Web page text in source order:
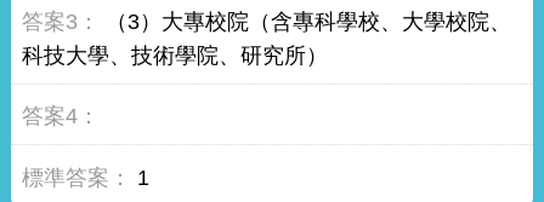
（3）大專校院（含專科學校、大學校院、
科技大學、技術學院、研究所）
1